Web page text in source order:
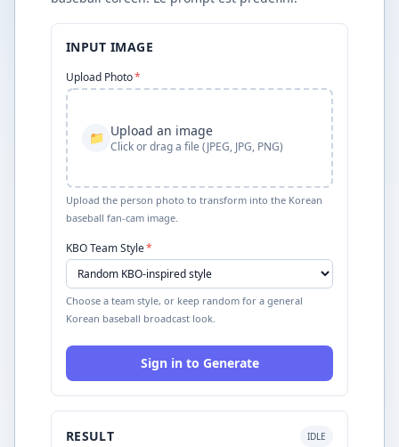
INPUT IMAGE
Upload Photo*
📁 Upload an image
Click or drag a file (JPEG, JPG, PNG)
Upload the person photo to transform into the Korean
baseball fan-cam image.
KBO Team Style*
Choose a team style, or keep random for a general
Korean baseball broadcast look.
Sign in to Generate
RESULT IDLE